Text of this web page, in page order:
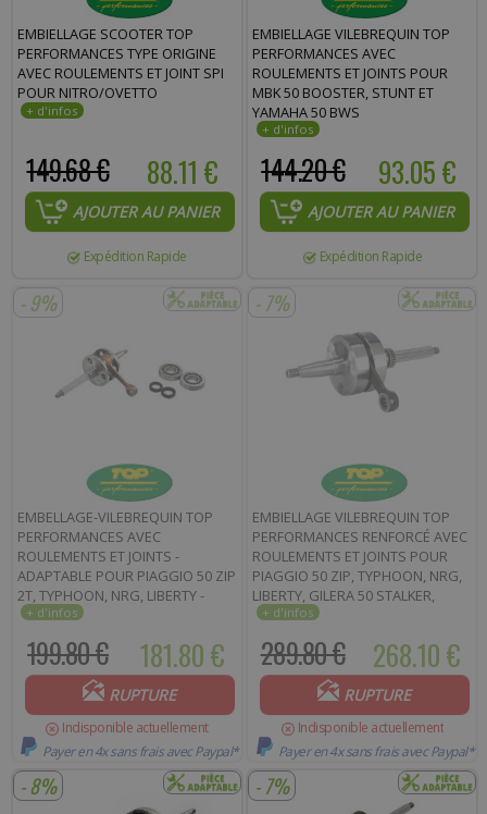
EMBIELLAGE SCOOTER TOP
PERFORMANCES TYPE ORIGINE
AVEC ROULEMENTS ET JOINT SPI
POUR NITRO/OVETTO
88.11 €
149.68 €
AJOUTER AU PANIER
Expédition Rapide
EMBIELLAGE VILEBREQUIN TOP
PERFORMANCES AVEC
ROULEMENTS ET JOINTS POUR
MBK 50 BOOSTER, STUNT ET
YAMAHA 50 BWS
93.05 €
144.20 €
AJOUTER AU PANIER
Expédition Rapide
- 9%
EMBELLAGE-VILEBREQUIN TOP
PERFORMANCES AVEC
ROULEMENTS ET JOINTS -
ADAPTABLE POUR PIAGGIO 50 ZIP
2T, TYPHOON, NRG, LIBERTY -
GILERA 50 STALKER, RUNNER,
181.80 €
199.80 €
RUPTURE
Indisponible actuellement
Payer en 4x sans frais avec Paypal*
- 7%
EMBIELLAGE VILEBREQUIN TOP
PERFORMANCES RENFORCÉ AVEC
ROULEMENTS ET JOINTS POUR
PIAGGIO 50 ZIP, TYPHOON, NRG,
LIBERTY, GILERA 50 STALKER,
RUNNER, DNA, ICE (ENTRAXE
268.10 €
289.80 €
RUPTURE
Indisponible actuellement
Payer en 4x sans frais avec Paypal*
- 8% - 7%
Commentaire :